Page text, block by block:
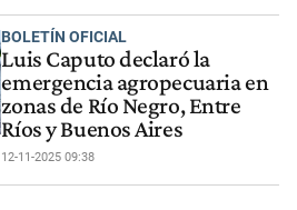
BOLETÍN OFICIAL
Luis Caputo declaró la
emergencia agropecuaria en
zonas de Río Negro, Entre
Ríos y Buenos Aires
12-11-2025 09:38